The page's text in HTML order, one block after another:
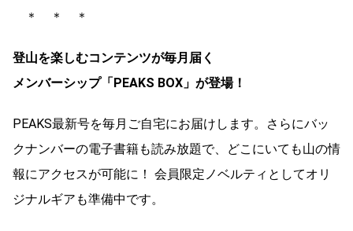
＊ ＊ ＊
登山を楽しむコンテンツが毎月届く
メンバーシップ「PEAKS BOX」が登場！
PEAKS最新号を毎月ご自宅にお届けします。さらにバッ
クナンバーの電子書籍も読み放題で、どこにいても山の情
報にアクセスが可能に！ 会員限定ノベルティとしてオリ
ジナルギアも準備中です。